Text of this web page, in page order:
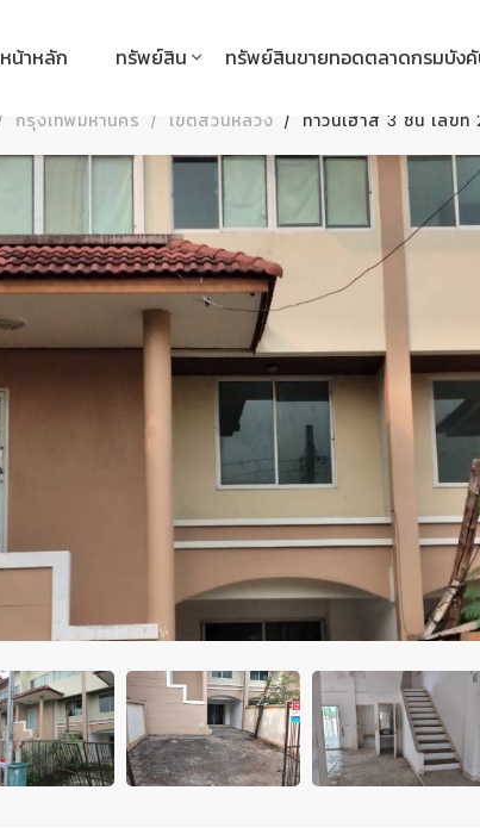
หน้าหลัก ทรัพย์สิน ทรัพย์สินขายทอดตลาดกรมบัง
กรุงเทพมหานคร เขตสวนหลวง ทาวน์เฮ้าส์ 3 ชั้น เลข